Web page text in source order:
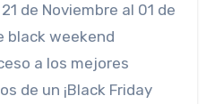
de Noviembre al 01 de
black weekend
a los mejores
de un ¡Black Friday